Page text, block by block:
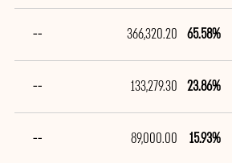
65.58%
366,320.20
--
23.86%
133,279.30
--
15.93%
89,000.00
--